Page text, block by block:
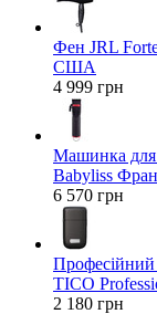
Фен JRL
США
4 999 грн
Машинка
Babyliss
6 570 грн
TICO
2 180 грн